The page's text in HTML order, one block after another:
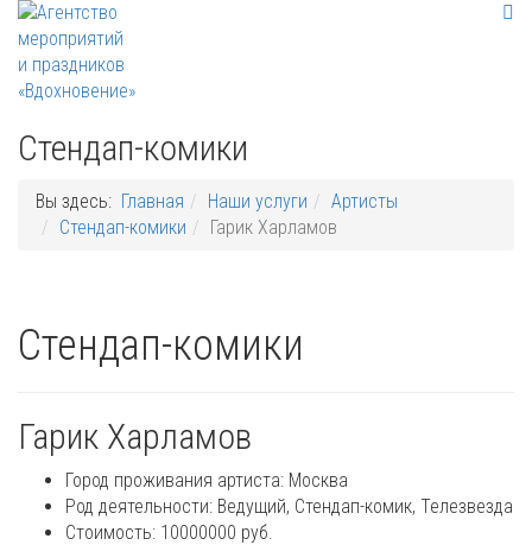
Стендап-комики
Вы здесь: Главная Наши услуги
Артисты
Стендап-комики
Гарик Харламов
Стендап-комики
Гарик Харламов
Город проживания артиста: Москва
Род деятельности: Ведущий, Стендап-комик, Телезвезда
Стоимость: 10000000 руб.